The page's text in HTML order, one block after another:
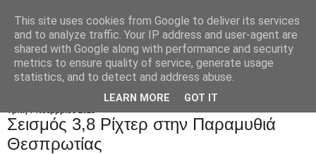
Σεισμός 3,8 Ρίχτερ στην Παραμυθιά
Θεσπρωτίας
This site uses cookies from Google to deliver its services
and to analyze traffic. Your IP address and user-agent are
shared with Google along with performance and security
metrics to ensure quality of service, generate usage
statistics, and to detect and address abuse.
LEARN MORE GOT IT